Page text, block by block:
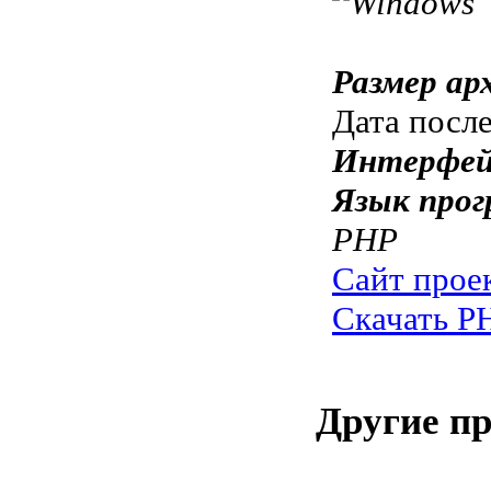
Размер
Дата
Язык
PHP
Сайт
Скачать
Другие